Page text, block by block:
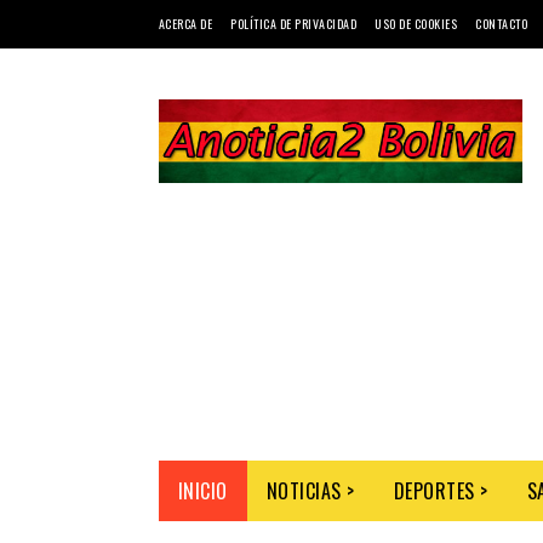
ACERCA DE POLÍTICA DE PRIVACIDAD USO DE COOKIES CONTACTO
INICIO NOTICIAS > DEPORTES >